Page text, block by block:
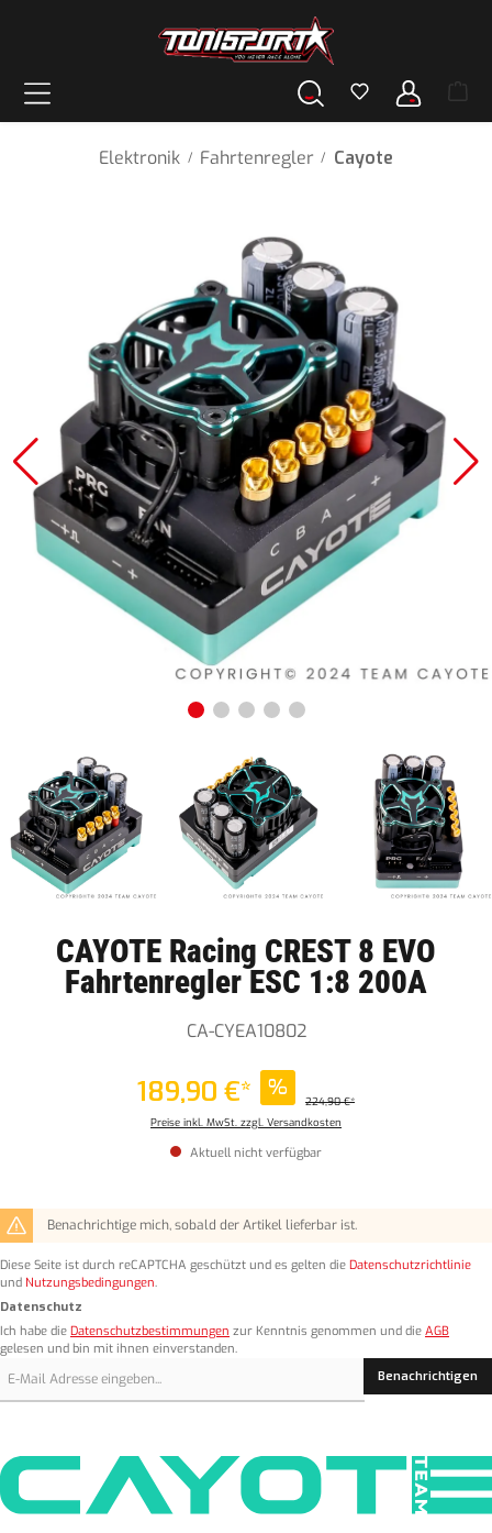
Elektronik / Fahrtenregler / Cayote
CAYOTE Racing CREST 8 EVO
Fahrtenregler ESC 1:8 200A
CA-CYEA10802
189,90 €* %
224,90 €*
Preise inkl. MwSt. zzgl. Versandkosten
Aktuell nicht verfügbar
Benachrichtige mich, sobald der Artikel lieferbar ist.
Diese Seite ist durch reCAPTCHA geschützt und es gelten die Datenschutzrichtlinie
und Nutzungsbedingungen.
Datenschutz
Ich habe die Datenschutzbestimmungen zur Kenntnis genommen und die AGB
gelesen und bin mit ihnen einverstanden.
Benachrichtigen